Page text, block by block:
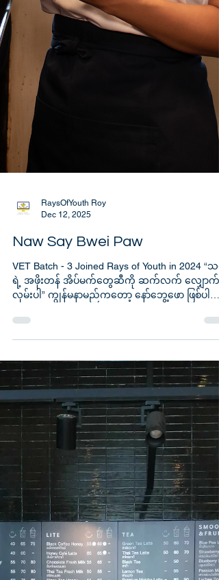
RaysOfYouth Roy
Naw Say Bwei Paw
VET Batch - 3 Joined Rays of Youth in 2024 “သင့်
ရဲ့ အဖိုးတန် အိပ်မက်တွေဆီကို ဆက်လက် လျှောက်
လှမ်းပါ” ကျွန်မနာမည်ကတော့ နော်ဘွေ့ဖော ဖြစ်ပါ
တယ်။ ကျွန်မဟာ ဖုတ်ဖရ (Pho Phra) မှာ နေထိုင်ပြီး
ကျွန်မရဲ့ အိပ်မက်တွေအတွက် လုပ်ဆောင်နိုင်ဖို့ Rays
of Youth အသက်မွေးဝမ်းကျောင်းပညာ သင်တန်း
အစီအစဉ် ကို ဝင်ရောက်ခဲ့တာပါ။ ဒီအစီအစဉ်ကို မဝင်
ခင်က ကျွန်မဟာ ကိုယ့်ကိုယ်ကိုယ် ထောက်ပံ့နိုင်ဖို့ အိ
မှာ အချုပ်အလုပ် တွေ လုပ်ကိုင်ခဲ့ပါတယ်။ ကျွန်မရဲ့
အကြီးမားဆုံး အိပ်မက်ကတော့ တစ်နေ့နေ့မှာ ကိုယ်ပို
စားသောက